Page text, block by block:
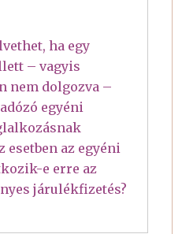
ha egy
– vagyis
nem dolgozva –
egyéni
esetben az egyéni
e erre az
járulékfizetés?